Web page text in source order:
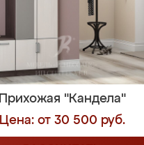
Прихожая "Кандела"
Цена: от 30 500 руб.